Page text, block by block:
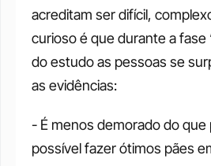
acreditam ser difícil,
curioso é que durante a fase
do estudo as pessoas se
as evidências:
- É menos demorado do
possível fazer ótimos pães